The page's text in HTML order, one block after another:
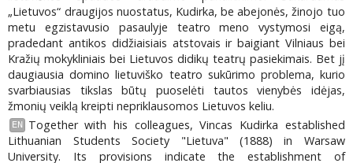
„Lietuvos“ draugijos nuostatus, Kudirka, be abejonės, žinojo tuo
metu egzistavusio pasaulyje teatro meno vystymosi eigą,
pradedant antikos didžiaisiais atstovais ir baigiant Vilniaus bei
Kražių mokykliniais bei Lietuvos didikų teatrų pasiekimais. Bet jį
daugiausia domino lietuviško teatro sukūrimo problema, kurio
svarbiausias tikslas būtų puoselėti tautos vienybės idėjas,
žmonių veiklą kreipti nepriklausomos Lietuvos keliu.
EN
Together with his colleagues, Vincas Kudirka established
Lithuanian Students Society "Lietuva" (1888) in Warsaw
University. Its provisions indicate the establishment of